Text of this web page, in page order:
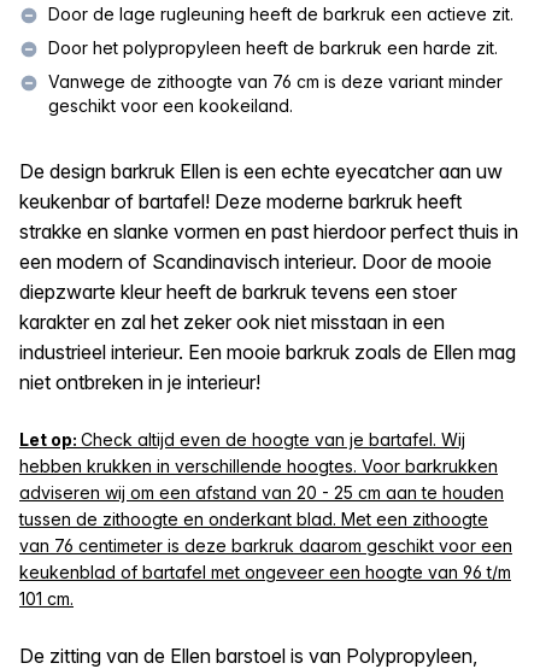
Door de lage rugleuning heeft de barkruk een actieve zit.
Door het polypropyleen heeft de barkruk een harde zit.
Vanwege de zithoogte van 76 cm is deze variant minder
geschikt voor een kookeiland.
De design barkruk Ellen is een echte eyecatcher aan uw
keukenbar of bartafel! Deze moderne barkruk heeft
strakke en slanke vormen en past hierdoor perfect thuis in
een modern of Scandinavisch interieur. Door de mooie
diepzwarte kleur heeft de barkruk tevens een stoer
karakter en zal het zeker ook niet misstaan in een
industrieel interieur. Een mooie barkruk zoals de Ellen mag
niet ontbreken in je interieur!
Let op: Check altijd even de hoogte van je bartafel. Wij
hebben krukken in verschillende hoogtes. Voor barkrukken
adviseren wij om een afstand van 20 - 25 cm aan te houden
tussen de zithoogte en onderkant blad. Met een zithoogte
van 76 centimeter is deze barkruk daarom geschikt voor een
keukenblad of bartafel met ongeveer een hoogte van 96 t/m
101 cm.
De zitting van de Ellen barstoel is van Polypropyleen,